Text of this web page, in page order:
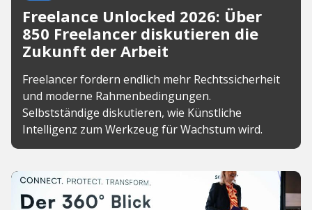
Freelance Unlocked 2026: Über
850 Freelancer diskutieren die
Zukunft der Arbeit
Freelancer fordern endlich mehr Rechtssicherheit
und moderne Rahmenbedingungen.
Selbstständige diskutieren, wie Künstliche
Intelligenz zum Werkzeug für Wachstum wird.